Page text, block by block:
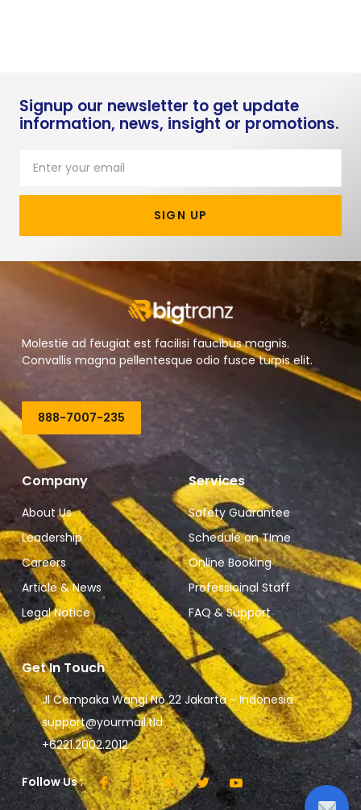
Signup our newsletter to get update
information, news, insight or promotions.
SIGN UP
Molestie ad feugiat est facilisi faucibus magnis.
Convallis magna pellentesque odio fusce turpis elit.
888-7007-235
Company
About Us
Leadership
Careers
Article & News
Legal Notice
Services
Safety Guarantee
Schedule on TIme
Online Booking
Professioinal Staff
FAQ & Support
Get In Touch
Jl Cempaka Wangi No 22 Jakarta - Indonesia
support@yourmail.tld
+6221.2002.2012
Follow Us :